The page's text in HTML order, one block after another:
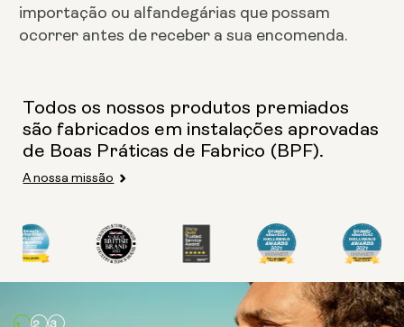
importação ou alfandegárias que possam
ocorrer antes de receber a sua encomenda.
Todos os nossos produtos premiados
são fabricados em instalações aprovadas
de Boas Práticas de Fabrico (BPF).
A nossa missão